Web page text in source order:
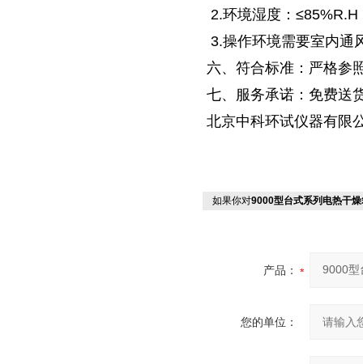
2.环境湿度：≤85%R.H
3.操作环境需要室内通
六、符合标准：严格参
七、服务承诺：免费送
北京中科环试仪器有限
如果你对9000型台式系列电热干燥
产品：
您的单位：